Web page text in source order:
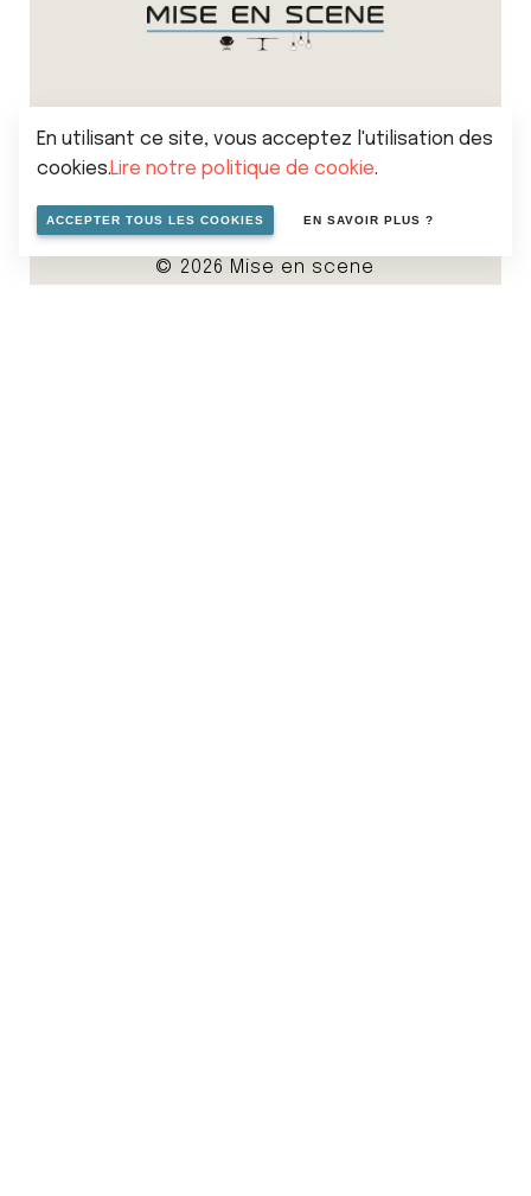
Politique de vie privée
Cookies
Conditions générales de vente
© 2026 Mise en scene
En utilisant ce site, vous acceptez l'utilisation des
cookies.Lire notre politique de cookie.
ACCEPTER TOUS LES COOKIES EN SAVOIR PLUS ?